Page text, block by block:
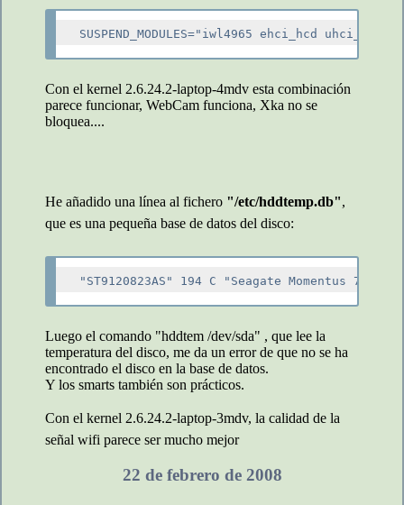
Con el kernel 2.6.24.2-laptop-4mdv esta combinación
parece funcionar, WebCam funciona, Xka no se
bloquea....
He añadido una línea al fichero "/etc/hddtemp.db",
que es una pequeña base de datos del disco:
Luego el comando "hddtem /dev/sda" , que lee la
temperatura del disco, me da un error de que no se ha
encontrado el disco en la base de datos.
Y los smarts también son prácticos.
Con el kernel 2.6.24.2-laptop-3mdv, la calidad de la
señal wifi parece ser mucho mejor
22 de febrero de 2008